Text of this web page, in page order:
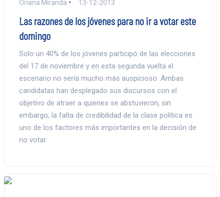
Oriana Miranda 13-12-2013
Las razones de los jóvenes para no ir a votar este
domingo
Solo un 40% de los jóvenes participó de las elecciones
del 17 de noviembre y en esta segunda vuelta el
escenario no sería mucho más auspicioso. Ambas
candidatas han desplegado sus discursos con el
objetivo de atraer a quienes se abstuvieron, sin
embargo, la falta de credibilidad de la clase política es
uno de los factores más importantes en la decisión de
no votar.